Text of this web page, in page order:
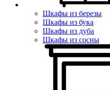
Шкафы из березы
Шкафы из бука
Шкафы из дуба
Шкафы из сосны